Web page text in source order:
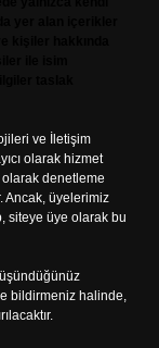
ve İletişim
olarak hizmet
denetleme
Ancak, üyelerimiz
siteye üye olarak bu
bildirmeniz halinde,